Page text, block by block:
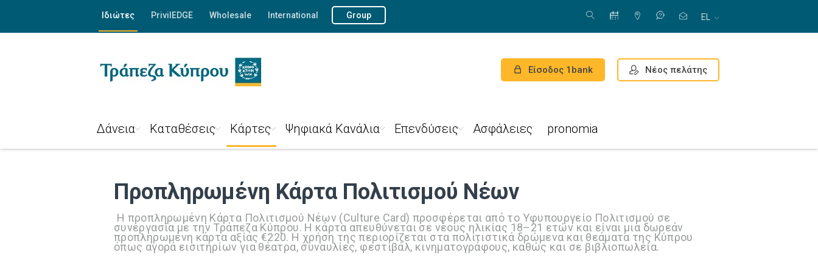
Ιδιώτες PrivilEDGE Wholesale International Group EL
Είσοδος 1bank Νέος πελάτης
Δάνεια Καταθέσεις Κάρτες Ψηφιακά Κανάλια Επενδύσεις Ασφάλειες pronomia
Προπληρωμένη Κάρτα Πολιτισμού Νέων
Η προπληρωμένη Κάρτα Πολιτισμού Νέων (Culture Card) προσφέρεται από το Υφυπουργείο Πολιτισμού σε
συνεργασία με την Τράπεζα Κύπρου. Η κάρτα απευθύνεται σε νέους ηλικίας 18–21 ετών και είναι μια δωρεάν
προπληρωμένη κάρτα αξίας €220. Η χρήση της περιορίζεται στα πολιτιστικά δρώμενα και θεάματα της Κύπρου
όπως αγορά εισιτηρίων για θέατρα, συναυλίες, φεστιβάλ, κινηματογράφους, καθώς και σε βιβλιοπωλεία.